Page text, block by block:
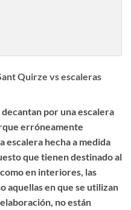
Quirze vs escaleras
por una escalera
erróneamente
escalera hecha a medida
que tienen destinado al
en interiores, las
aquellas en que se utilizan
no están